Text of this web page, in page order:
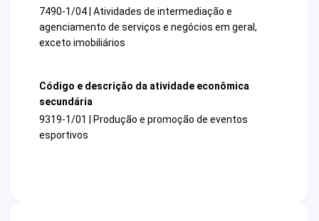
7490-1/04 | Atividades de intermediação e
agenciamento de serviços e negócios em geral,
exceto imobiliários
Código e descrição da atividade econômica
secundária
9319-1/01 | Produção e promoção de eventos
esportivos